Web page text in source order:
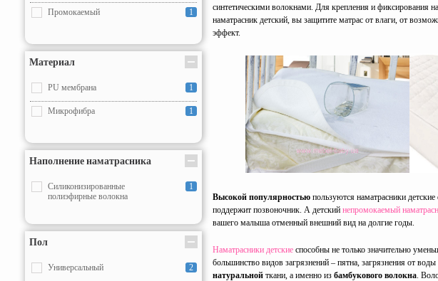
70x190 2
80x160 1
80x180 1
80x190 5
90x190 4
90x200 7
120x200 7
Промокаемый 1
Материал
PU мембрана 1
Микрофибра 1
Наполнение наматрасника
Силиконизированные
полиэфирные волокна
1
Пол
Универсальный 2
синтетическими волокнами. Для крепления и фиксирования
наматрасник детский, вы защитите матрас от влаги, от
эффект.
Высокой популярностью пользуются наматрасники детские
поддержит позвоночник. А детский непромокаемый
вашего малыша отменный внешний вид на долгие годы.
Наматрасники детские способны не только значительно
большинство видов загрязнений – пятна, загрязнения от
натуральной ткани, а именно из бамбукового волокна.